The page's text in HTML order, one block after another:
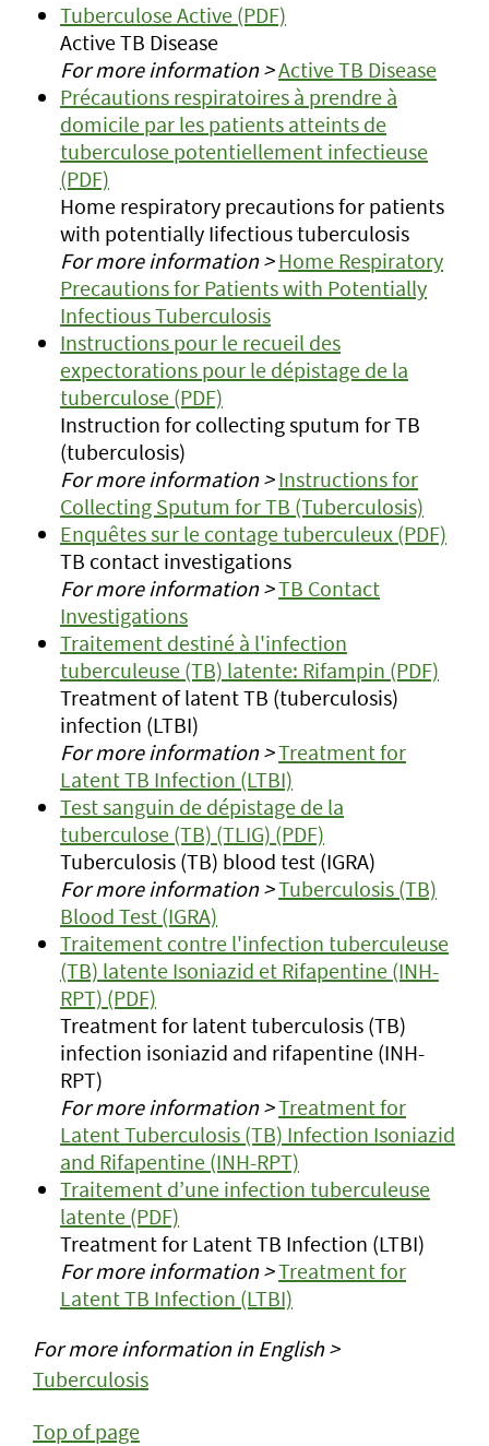
Tuberculose Active (PDF)
Active TB Disease
For more information >Active TB Disease
Précautions respiratoires à prendre à
domicile par les patients atteints de
tuberculose potentiellement infectieuse
(PDF)
Home respiratory precautions for patients
with potentially Iifectious tuberculosis
For more information >Home Respiratory
Precautions for Patients with Potentially
Infectious Tuberculosis
Instructions pour le recueil des
expectorations pour le dépistage de la
tuberculose (PDF)
Instruction for collecting sputum for TB
(tuberculosis)
For more information >Instructions for
Collecting Sputum for TB (Tuberculosis)
Enquêtes sur le contage tuberculeux (PDF)
TB contact investigations
For more information >TB Contact
Investigations
Traitement destiné à l'infection
tuberculeuse (TB) latente: Rifampin (PDF)
Treatment of latent TB (tuberculosis)
infection (LTBI)
For more information >Treatment for
Latent TB Infection (LTBI)
Test sanguin de dépistage de la
tuberculose (TB) (TLIG) (PDF)
Tuberculosis (TB) blood test (IGRA)
For more information >Tuberculosis (TB)
Blood Test (IGRA)
Traitement contre l'infection tuberculeuse
(TB) latente Isoniazid et Rifapentine (INH-
RPT) (PDF)
Treatment for latent tuberculosis (TB)
infection isoniazid and rifapentine (INH-
RPT)
For more information >Treatment for
Latent Tuberculosis (TB) Infection Isoniazid
and Rifapentine (INH-RPT)
Traitement d’une infection tuberculeuse
latente (PDF)
Treatment for Latent TB Infection (LTBI)
For more information >Treatment for
Latent TB Infection (LTBI)
For more information in English >
Tuberculosis
Top of page